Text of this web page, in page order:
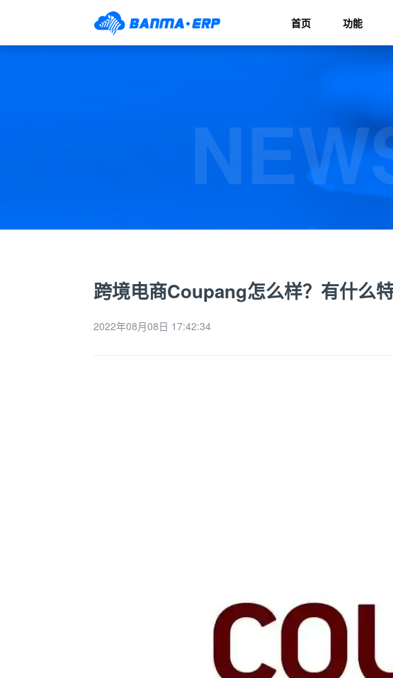
首页 功能
跨境电商Coupang怎么样？有什么
2022年08月08日 17:42:34